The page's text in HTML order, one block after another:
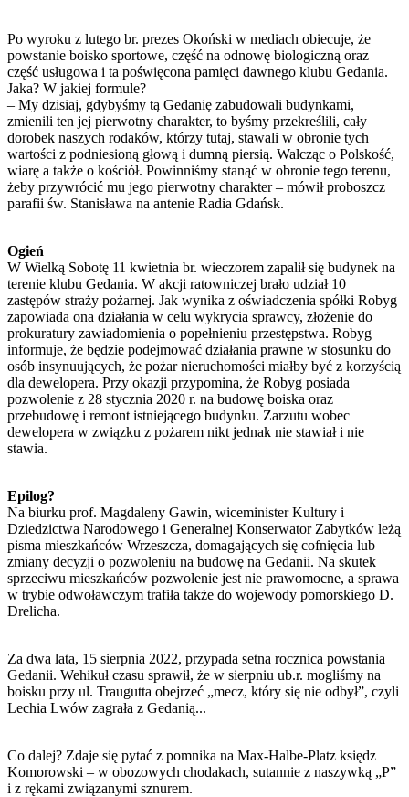
Po wyroku z lutego br. prezes Okoński w mediach obiecuje, że
powstanie boisko sportowe, część na odnowę biologiczną oraz
część usługowa i ta poświęcona pamięci dawnego klubu Gedania.
Jaka? W jakiej formule?
– My dzisiaj, gdybyśmy tą Gedanię zabudowali budynkami,
zmienili ten jej pierwotny charakter, to byśmy przekreślili, cały
dorobek naszych rodaków, którzy tutaj, stawali w obronie tych
wartości z podniesioną głową i dumną piersią. Walcząc o Polskość,
wiarę a także o kościół. Powinniśmy stanąć w obronie tego terenu,
żeby przywrócić mu jego pierwotny charakter – mówił proboszcz
parafii św. Stanisława na antenie Radia Gdańsk.
Ogień
W Wielką Sobotę 11 kwietnia br. wieczorem zapalił się budynek na
terenie klubu Gedania. W akcji ratowniczej brało udział 10
zastępów straży pożarnej. Jak wynika z oświadczenia spółki Robyg
zapowiada ona działania w celu wykrycia sprawcy, złożenie do
prokuratury zawiadomienia o popełnieniu przestępstwa. Robyg
informuje, że będzie podejmować działania prawne w stosunku do
osób insynuujących, że pożar nieruchomości miałby być z korzyścią
dla dewelopera. Przy okazji przypomina, że Robyg posiada
pozwolenie z 28 stycznia 2020 r. na budowę boiska oraz
przebudowę i remont istniejącego budynku. Zarzutu wobec
dewelopera w związku z pożarem nikt jednak nie stawiał i nie
stawia.
Epilog?
Na biurku prof. Magdaleny Gawin, wiceminister Kultury i
Dziedzictwa Narodowego i Generalnej Konserwator Zabytków leżą
pisma mieszkańców Wrzeszcza, domagających się cofnięcia lub
zmiany decyzji o pozwoleniu na budowę na Gedanii. Na skutek
sprzeciwu mieszkańców pozwolenie jest nie prawomocne, a sprawa
w trybie odwoławczym trafiła także do wojewody pomorskiego D.
Drelicha.
Za dwa lata, 15 sierpnia 2022, przypada setna rocznica powstania
Gedanii. Wehikuł czasu sprawił, że w sierpniu ub.r. mogliśmy na
boisku przy ul. Traugutta obejrzeć „mecz, który się nie odbył”, czyli
Lechia Lwów zagrała z Gedanią...
Co dalej? Zdaje się pytać z pomnika na Max-Halbe-Platz księdz
Komorowski – w obozowych chodakach, sutannie z naszywką „P”
i z rękami związanymi sznurem.